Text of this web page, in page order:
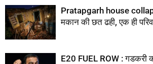
Pratapgarh house
मकान की छत ढही, एक ही
E20 FUEL ROW : गडकरी